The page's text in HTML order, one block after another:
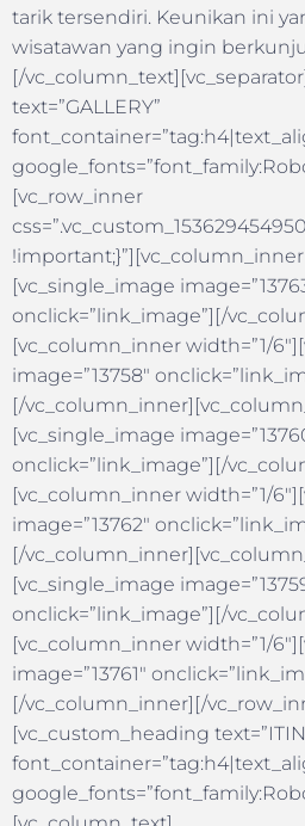
tarik tersendiri. Keunikan ini
wisatawan yang ingin
[/
text=”GALLERY”
[vc_row_inner
!important;}”][vc_column_inner
[vc_single_image
onclick=”link_image”][/
[vc_column_inner width=”1/
image=”13758″
[/
[vc_single_image
onclick=”link_image”][/
[vc_column_inner width=”1/
image=”13762″
[/
[vc_single_image
onclick=”link_image”][/
[vc_column_inner width=”1/
image=”13761″
[/vc_column_inner][/
[vc_custom_heading